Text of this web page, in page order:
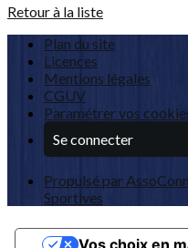
Retour à la liste
Plan du site
Licences
Mentions légales
CGUV
Paramétrer vos
Se connecter
Propulsé par
Sportives
Vos choix en